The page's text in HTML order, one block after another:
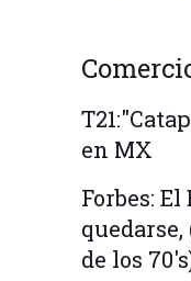
en MX
Forbes:
quedarse,
de los